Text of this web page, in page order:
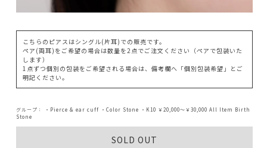
こちらのピアスはシングル(片耳)での販売です。
ペア(両耳)をご希望の場合は数量を2点でご注文ください（ペアで包装いた
します）
1点ずつ個別の包装をご希望される場合は、備考欄へ「個別包装希望」とご
明記ください。
グループ： ・Pierce & ear cuff ・Color Stone ・K10 ￥20,000～￥30,000 All Item
Birth
Stone
SOLD OUT